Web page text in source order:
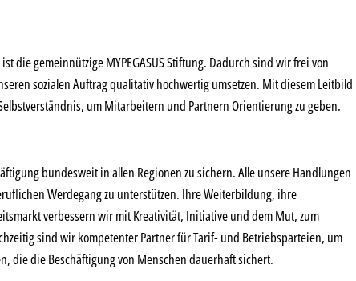
die gemeinnützige MYPEGASUS Stiftung. Dadurch sind wir frei von
sozialen Auftrag qualitativ hochwertig umsetzen. Mit diesem Leitbild
um Mitarbeitern und Partnern Orientierung zu geben.
bundesweit in allen Regionen zu sichern. Alle unsere Handlungen
Werdegang zu unterstützen. Ihre Weiterbildung, ihre
verbessern wir mit Kreativität, Initiative und dem Mut, zum
sind wir kompetenter Partner für Tarif- und Betriebsparteien, um
die die Beschäftigung von Menschen dauerhaft sichert.